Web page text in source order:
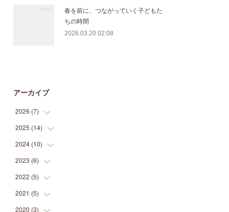
春を前に、つながっていく子どもた
ちの時間
2026.03.20 02:08
アーカイブ
2026 (7)
(1
(3
(
)
(
)
(
)
2025 (14)
(1
(
)
(
)
(
)
(
)
2024 (10)
(
)
(
)
(
)
(
)
2023 (6)
(
)
(
)
(
)
2022 (5)
(
)
(
)
2021 (5)
(
)
2020 (3)